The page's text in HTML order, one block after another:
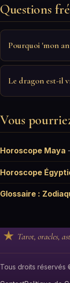
Questions
Pourquoi 'mon
Le dragon est-il
Vous
Horoscope Maya
Horoscope
Glossaire :
Tarot, oracles,
Tous droits réservés